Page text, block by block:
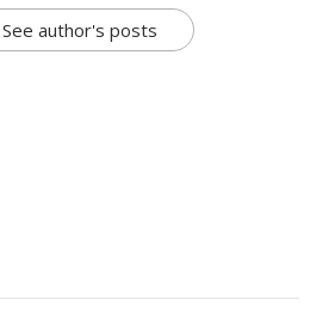
See author's posts